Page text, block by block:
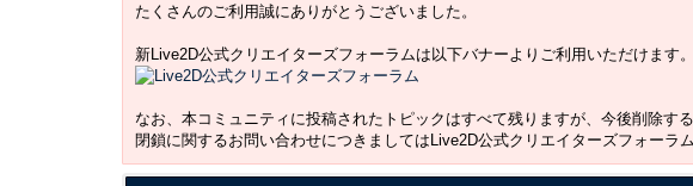
たくさんのご利用誠にありがとうございました。
新Live2D公式クリエイターズフォーラムは以下バナーよりご利用いただけます。
なお、本コミュニティに投稿されたトピックはすべて残りますが、今後削除す
閉鎖に関するお問い合わせにつきましてはLive2D公式クリエイターズフォーラ